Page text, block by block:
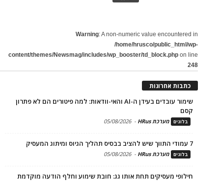
Warning: A non-numeric value encountered in
/home/hrusco/public_html/wp-
content/themes/Newsmag/includes/wp_booster/td_block.php on line
248
כתבות אחרונות
שימור עובדים בעידן ה-AI והאי-וודאות: למה פיטורים הם לא פתרון
קסם
בלוגים מערכת HRus -
05/08/2026
7 עמודי התווך שיש להציב בבסיס תהליך הגיוס ומיתוג המעסיק
בלוגים מערכת HRus -
05/08/2026
חילופי מעסיקים תחת אותו גג: חובת שימוע וחלף הודעה מוקדמת